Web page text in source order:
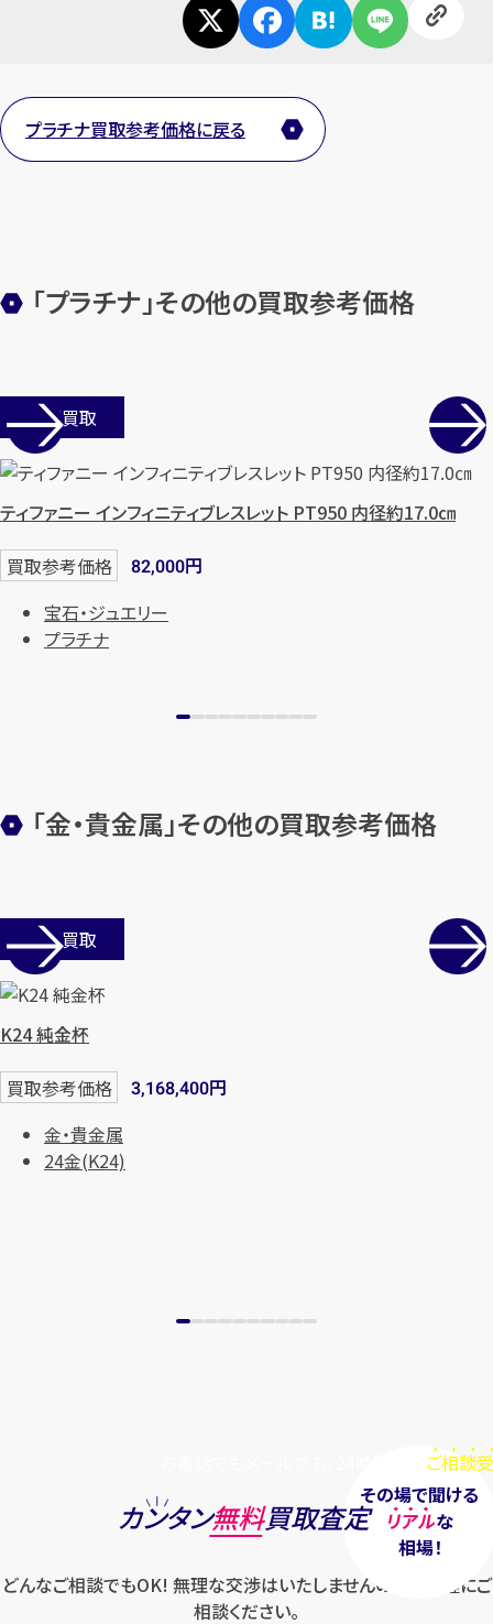
最短1分！今すぐ査定金額をお伝えいた
します
プラチナ買取参考価格に戻る
「プラチナ」その他の買取参考価格
店舗買取
ティファニー インフィニティブレスレット PT950 内径約17.0㎝
買取参考価格 82,000円
宝石・ジュエリー
プラチナ
「金・貴金属」その他の買取参考価格
店舗買取
K24 純金杯
買取参考価格 3,168,400円
金・貴金属
24金(K24)
ご相談
その場で聞ける
リアルな
相場！
カンタン無料買取査定
どんなご相談でもOK! 無理な交渉はいたしませんのでお気軽にご
相談ください。